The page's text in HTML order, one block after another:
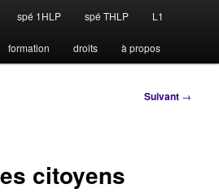
spé 1HLP spé THLP L1
formation droits à propos
Suivant →
citoyens